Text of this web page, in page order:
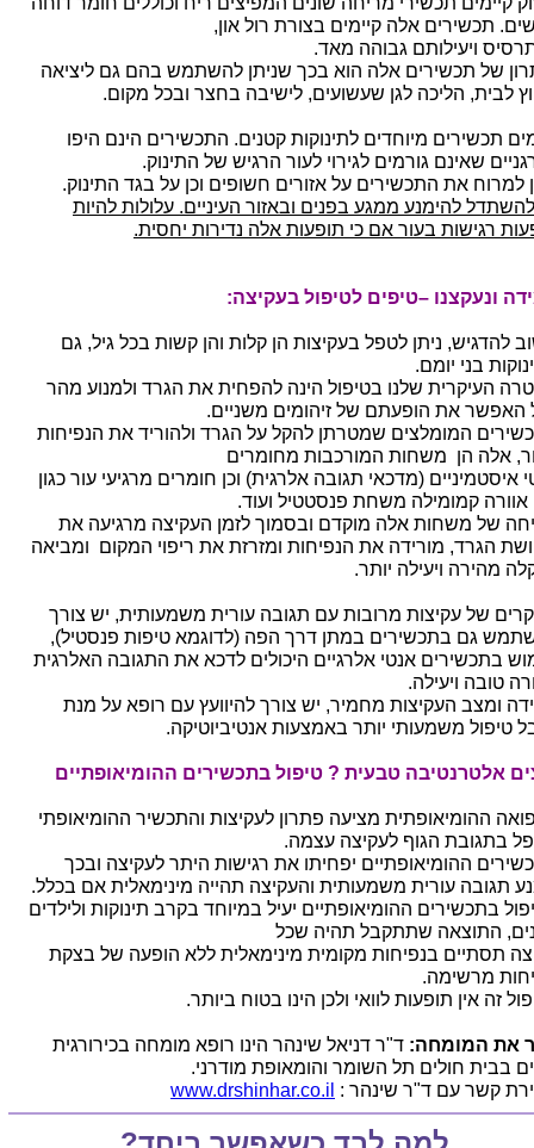
תכשירים אלה קיימים בצורת רול און,
ויעילותם גבוהה מאד.
של תכשירים אלה הוא בכך שניתן להשתמש בהם גם ליציאה
לבית, הליכה לגן שעשועים, לישיבה בחצר ובכל מקום.
תכשירים מיוחדים לתינוקות קטנים. התכשירים הינם היפו
שאינם גורמים לגירוי לעור הרגיש של התינוק.
למרוח את התכשירים על אזורים חשופים וכן על בגד התינוק.
להימנע ממגע בפנים ובאזור העיניים. עלולות להיות
רגישות בעור אם כי תופעות אלה נדירות יחסית.
ונעקצנו –טיפים לטיפול בעקיצה:
להדגיש, ניתן לטפל בעקיצות הן קלות והן קשות בכל גיל, גם
בני יומם.
העיקרית שלנו בטיפול הינה להפחית את הגרד ולמנוע מהר
האפשר את הופעתם של זיהומים משניים.
המומלצים שמטרתן להקל על הגרד ולהוריד את הנפיחות
אלה הן משחות המורכבות מחומרים
איסטמיניים (מדכאי תגובה אלרגית) וכן חומרים מרגיעי עור כגון
אוורה קמומילה משחת פנסטטיל ועוד.
של משחות אלה מוקדם ובסמוך לזמן העקיצה מרגיעה את
הגרד, מורידה את הנפיחות ומזרזת את ריפוי המקום ומביאה
מהירה ויעילה יותר.
של עקיצות מרובות עם תגובה עורית משמעותית, יש צורך
גם בתכשירים במתן דרך הפה (לדוגמא טיפות פנסטיל),
בתכשירים אנטי אלרגיים היכולים לדכא את התגובה האלרגית
טובה ויעילה.
ומצב העקיצות מחמיר, יש צורך להיוועץ עם רופא על מנת
טיפול משמעותי יותר באמצעות אנטיביוטיקה.
אלטרנטיבה טבעית ? טיפול בתכשירים ההומיאופתיים
ההומיאופתית מציעה פתרון לעקיצות והתכשיר ההומיאופתי
בתגובת הגוף לעקיצה עצמה.
ההומיאופתיים יפחיתו את רגישות היתר לעקיצה ובכך
תגובה עורית משמעותית והעקיצה תהייה מינימאלית אם בכלל.
בתכשירים ההומיאופתיים יעיל במיוחד בקרב תינוקות ולילדים
התוצאה שתתקבל תהיה שכל
תסתיים בנפיחות מקומית מינימאלית ללא הופעה של בצקת
מרשימה.
זה אין תופעות לוואי ולכן הינו בטוח ביותר.
את המומחה: ד"ר דניאל שינהר הינו רופא מומחה בכירורגית
בבית חולים תל השומר והומאופת מודרני.
קשר עם ד"ר שינהר : www.drshinhar.co.il